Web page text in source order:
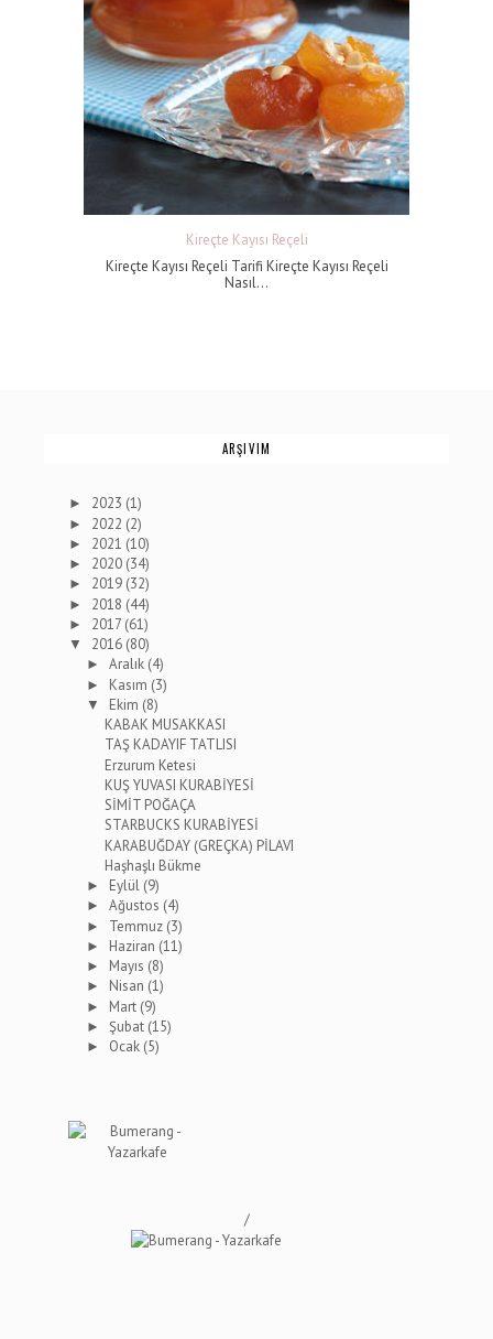
Kireçte Kayısı Reçeli
Kireçte Kayısı Reçeli Tarifi Kireçte Kayısı Reçeli
Nasıl...
ARŞIVIM
► 2023 (1)
► 2022 (2)
► 2021 (10)
► 2020 (34)
► 2019 (32)
► 2018 (44)
► 2017 (61)
▼ 2016 (80)
►Aralık (4)
► Kasım (3)
▼ Ekim (8)
KABAK MUSAKKASI
TAŞ KADAYIF TATLISI
Erzurum Ketesi
KUŞ YUVASI KURABİYESİ
SİMİT POĞAÇA
STARBUCKS KURABİYESİ
KARABUĞDAY (GREÇKA) PİLAVI
Haşhaşlı Bükme
► Eylül (9)
►Ağustos (4)
► Temmuz (3)
► Haziran (11)
► Mayıs (8)
► Nisan (1)
► Mart (9)
► Şubat (15)
► Ocak (5)
/